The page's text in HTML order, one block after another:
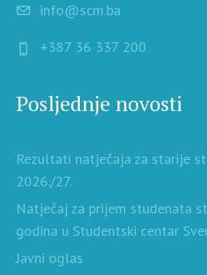
info@scm.ba
+387 36 337 200
Posljednje novosti
Rezultati natječaja za starije
2026./27.
Natječaj za prijem studenata
godina u Studentski centar
Javni oglas